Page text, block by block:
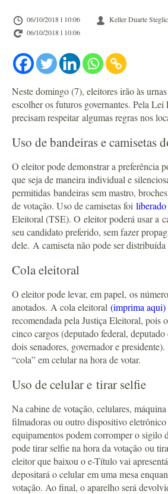
06/10/2018 l 10:06
Keller Duarte
06/10/2018 l 10:06
Neste domingo (7), eleitores irão às
escolher os futuros governantes. Pela
precisam respeitar algumas regras nos
Uso de bandeiras e camisetas
O eleitor pode demonstrar a preferência
que seja de maneira individual e
permitidas bandeiras sem mastro,
de votação. Uso de camisetas foi liberado
Eleitoral (TSE). O eleitor poderá usar a
seu candidato preferido, sem fazer
dele. A camiseta não pode ser
Cola eleitoral
O eleitor pode levar, em papel, os
anotados. A cola eleitoral (imprima aqui)
recomendada pela Justiça Eleitoral, pois
cinco cargos (deputado federal,
dois senadores, governador e
“cola” em celular na hora de votar.
Uso de celular e tirar selfie
Na cabine de votação, celulares,
filmadoras ou outro dispositivo
equipamentos podem corromper o sigilo
pode tirar selfie na hora da votação ou
eleitor que baixou o e-Título vai
depositará o celular em uma mesa
votação. Ao final, o aparelho será